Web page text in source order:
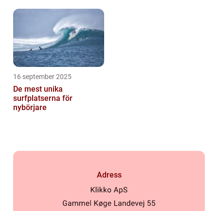
16 september 2025
De mest unika
surfplatserna för
nybörjare
Adress